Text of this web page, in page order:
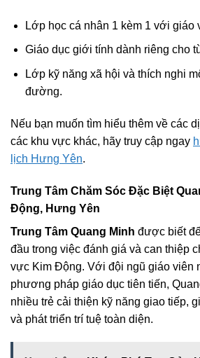
Lớp học cá nhân 1 kèm 1 với giáo
Giáo dục giới tính dành riêng cho
Lớp kỹ năng xã hội và thích nghi
đường.
Nếu bạn muốn tìm hiểu thêm về các
các khu vực khác, hãy truy cập ngay
lịch Hưng Yên.
Trung Tâm Chăm Sóc Đặc Biệt
Động, Hưng Yên
Trung Tâm Quang Minh được biết
đầu trong việc đánh giá và can thiệp
vực Kim Động. Với đội ngũ giáo viên
phương pháp giáo dục tiên tiến,
nhiều trẻ cải thiện kỹ năng giao tiếp,
và phát triển trí tuệ toàn diện.